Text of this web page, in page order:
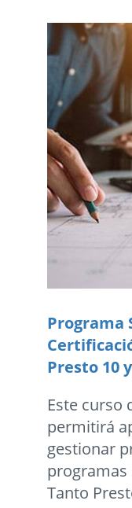
Programa
Presto 10
Este curso
permitirá
gestionar
programas
Tanto